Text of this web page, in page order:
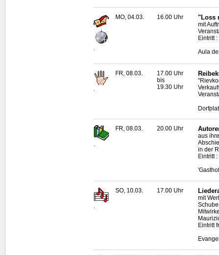
.
MO, 04.03. 16.00 Uhr "Loss
mit
Eintritt
Aula
.
FR, 08.03.
17.00 Uhr
bis
19.30 Uhr
.
FR, 08.03. 20.00 Uhr
aus
in der
Eintritt
.
SO, 10.03. 17.00 Uhr
mit
Eintritt